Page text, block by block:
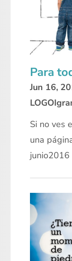
Para
Jun 16,
Si no ves
una
junio2016